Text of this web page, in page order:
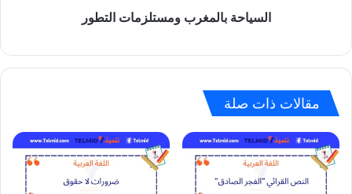
السياحة بالمغرب ومستلزمات التطور
مقالات ذات صلة